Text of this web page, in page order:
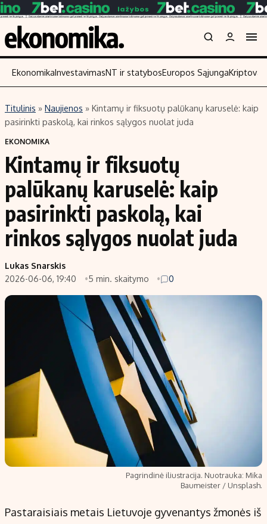
Turinys
Naujienos
Aplinka
Verslas
Energetika
Ekonomika
Politika
Skaitykite
Įmonės
Žemės ūkis
Technologijos
Laisvalaikis
Saulės elektrinės
Kriptovaliutos
Infliacija
Migracija
Nedarbo išmokos skaičiuoklė
Indėliai
Indėlių skaičiuoklė
Būsto finansai
Įdomios naujienos
Redakcija
Apie mus
EkonomikaInvestavimasNT ir statybosEuropos Sąjunga
Titulinis » Naujienos » Kintamų ir fiksuotų palūkanų karuselė: kaip
pasirinkti paskolą, kai rinkos sąlygos nuolat juda
EKONOMIKA
Kintamų ir fiksuotų
palūkanų karuselė: kaip
pasirinkti paskolą, kai
rinkos sąlygos nuolat juda
Lukas Snarskis
2026-06-06, 19:40
5 min. skaitymo 0
Pagrindinė iliustracija. Nuotrauka: Mika
Baumeister / Unsplash.
Pastaraisiais metais Lietuvoje gyvenantys žmonės iš